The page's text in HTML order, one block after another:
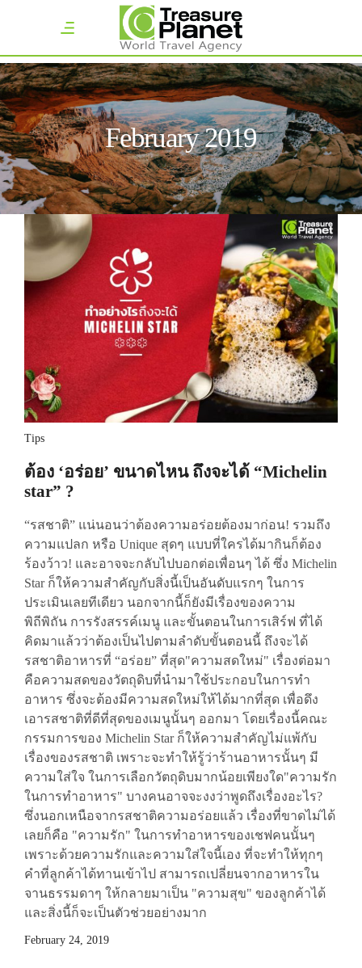
February 2019
Tips
ต้อง ‘อร่อย’ ขนาดไหน ถึงจะได้ “Michelin
star” ?
“รสชาติ” แน่นอนว่าต้องความอร่อยต้องมาก่อน! รวมถึง
ความแปลก หรือ Unique สุดๆ แบบที่ใครได้มากินก็ต้อง
ร้องว้าว! และอาจจะกลับไปบอกต่อเพื่อนๆ ได้ ซึ่ง Michelin
Star ก็ให้ความสำคัญกับสิ่งนี้เป็นอันดับแรกๆ ในการ
ประเมินเลยทีเดียว นอกจากนี้ก็ยังมีเรื่องของความ
พิถีพิถัน การรังสรรค์เมนู และขั้นตอนในการเสิร์ฟ ที่ได้
คิดมาแล้วว่าต้องเป็นไปตามลำดับขั้นตอนนี้ ถึงจะได้
รสชาติอาหารที่ “อร่อย” ที่สุด"ความสดใหม่" เรื่องต่อมา
คือความสดของวัตถุดิบที่นำมาใช้ประกอบในการทำ
อาหาร ซึ่งจะต้องมีความสดใหม่ให้ได้มากที่สุด เพื่อดึง
เอารสชาติที่ดีที่สุดของเมนูนั้นๆ ออกมา โดยเรื่องนี้คณะ
กรรมการของ Michelin Star ก็ให้ความสำคัญไม่แพ้กับ
เรื่องของรสชาติ เพราะจะทำให้รู้ว่าร้านอาหารนั้นๆ มี
ความใส่ใจ ในการเลือกวัตถุดิบมากน้อยเพียงใด"ความรัก
ในการทำอาหาร" บางคนอาจจะงงว่าพูดถึงเรื่องอะไร?
ซึ่งนอกเหนือจากรสชาติความอร่อยแล้ว เรื่องที่ขาดไม่ได้
เลยก็คือ "ความรัก" ในการทำอาหารของเชฟคนนั้นๆ
เพราะด้วยความรักและความใส่ใจนี้เอง ที่จะทำให้ทุกๆ
คำที่ลูกค้าได้ทานเข้าไป สามารถเปลี่ยนจากอาหารใน
จานธรรมดาๆ ให้กลายมาเป็น "ความสุข" ของลูกค้าได้
และสิ่งนี้ก็จะเป็นตัวช่วยอย่างมาก
February 24, 2019